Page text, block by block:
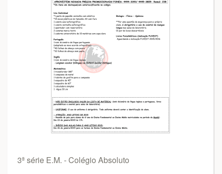
3ª série E.M. - Colégio Absoluto